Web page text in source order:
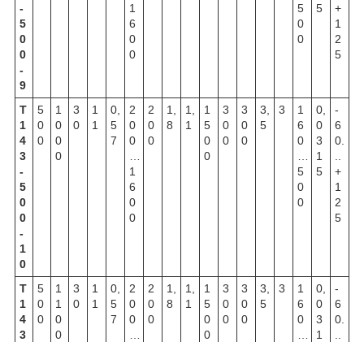
-
5
0
0
-
9
1
6
0
0
5
0
0
5
+
1
2
5
Т
1
4
3
-
5
0
0
-
1
0
5
0
0
1
0
0
0
3
0
1
1
0,
5
7
2
0
0
1
6
0
0
2
0
0
1,
8
1,
1
1
5
0
0
3
0
0
3
0
0
3,
5
3
1
6
0
5
0
0
0,
0
3
1
5
-
6
0.
+
1
2
5
Т
1
4
3
5
0
0
1
1
0
0
3
0
1
1
0,
5
7
2
0
0
2
0
0
1,
8
1,
1
1
5
0
0
3
0
0
3
0
0
3,
5
3
1
6
0
0,
0
3
1
-
6
0.